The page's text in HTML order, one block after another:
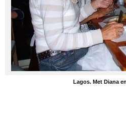
Lagos. Met Diana